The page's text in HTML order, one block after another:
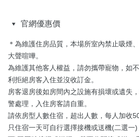
官網優惠價
＊為維護住房品質，本場所室內禁止吸煙
大聲喧嘩。
為維護其他客人權益，請勿攜帶寵物，如
利拒絕房客入住並沒收訂金。
房客退房後如房間內之設施有損壞或遺失
警處理，入住房客請自重。
請依房型人數住宿，超出人數，每人加收
只住宿一天可自行選擇接機或送機(二選一